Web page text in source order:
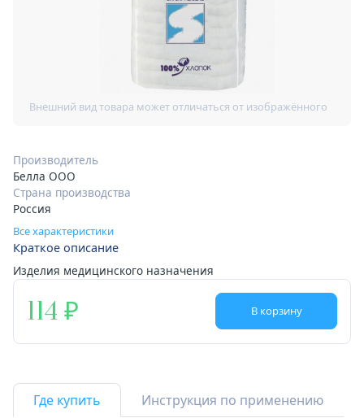
Производитель
Белла ООО
Страна производства
Россия
Все характеристики
Краткое описание
Изделия медицинского назначения
114 В корзину
Где купить Инструкция по применению